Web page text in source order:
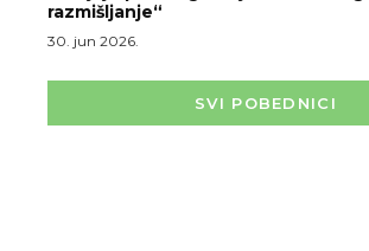
razmišljanje“
30. jun 2026.
SVI POBEDNICI